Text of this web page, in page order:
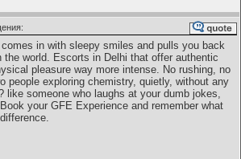
in with sleepy smiles and pulls you back
world. Escorts in Delhi that offer authentic
pleasure way more intense. No rushing, no
exploring chemistry, quietly, without any
someone who laughs at your dumb jokes,
your GFE Experience and remember what